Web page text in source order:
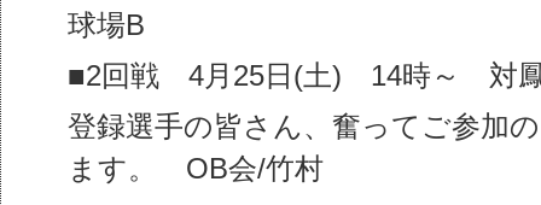
球場B
■2回戦 4月25日(土) 14時～ 対
登録選手の皆さん、奮ってご参加
ます。 OB会/竹村